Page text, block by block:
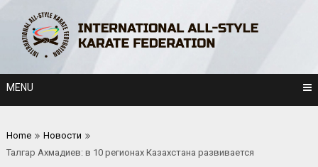
content
MENU
Home
Новости
Талгар Ахмадиев: в 10 регионах Казахстана развивается